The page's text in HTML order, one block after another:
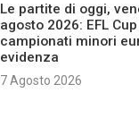
Le partite di oggi,
agosto 2026: EFL
campionati minori
evidenza
7 Agosto 2026